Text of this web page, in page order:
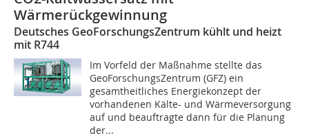
Wärmerückgewinnung
Deutsches GeoForschungsZentrum kühlt und heizt
mit R744
Im Vorfeld der Maßnahme stellte das
GeoForschungsZentrum (GFZ) ein
gesamtheitliches Energiekonzept der
vorhandenen Kälte- und Wärmeversorgung
auf und beauftragte dann für die Planung
der...